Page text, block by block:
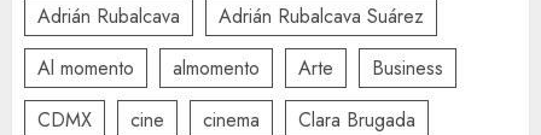
Adrián Rubalcava
Adrián Rubalcava Suárez
Al momento
almomento Arte
Business
CDMX
cine cinema
Clara Brugada